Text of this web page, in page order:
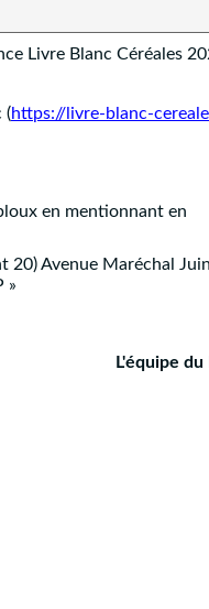
Livre Blanc Céréales
(https://livre-blanc-
en mentionnant en
20) Avenue Maréchal
»
L'équipe